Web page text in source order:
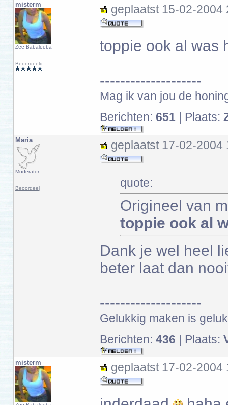
misterm
Zee Babaloeba
Beoordeeld:
geplaatst 15-02-2004
toppie ook al was
--------------------
Mag ik van jou de
Berichten: 651| Plaats:
Maria
Moderator
Beoordeel
geplaatst 17-02-2004
quote:
Origineel van
toppie ook al
Dank je wel heel
beter laat dan
--------------------
Gelukkig maken is
Berichten: 436 | Plaats:
misterm geplaatst 17-02-2004